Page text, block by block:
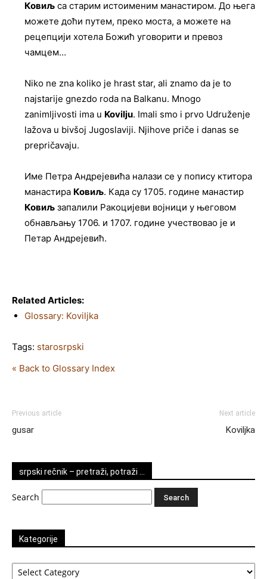
Ковиљ са старим истоименим манастиром. До њега
можете доћи путем, преко моста, а можете на
рецепцији хотела Божић уговорити и превоз
чамцем…
Niko ne zna koliko je hrast star, ali znamo da je to
najstarije gnezdo roda na Balkanu. Mnogo
zanimljivosti ima u Kovilju. Imali smo i prvo Udruženje
lažova u bivšoj Jugoslaviji. Njihove priče i danas se
prepričavaju.
Име Петра Андрејевића налази се у попису ктитора
манастира Ковиљ. Када су 1705. године манастир
Ковиљ запалили Ракоцијеви војници у његовом
обнављању 1706. и 1707. године учествовао је и
Петар Андрејевић.
Related Articles:
Glossary: Koviljka
Tags: starosrpski
« Back to Glossary Index
Previous article
gusar
Next article
Koviljka
srpski rečnik – pretraži, potraži …
Search
Kategorije
Kategorije